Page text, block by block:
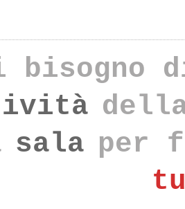
bisogno
sala per